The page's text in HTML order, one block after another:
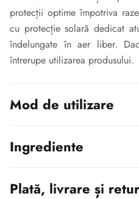
protecții optime împotriva
cu protecție solară dedicat
îndelungate în aer liber.
întrerupe utilizarea produsului.
Mod de utilizare
Ingrediente
Plată, livrare și retur